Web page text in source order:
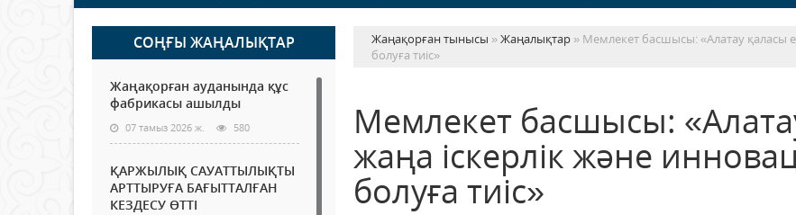
СОҢҒЫ ЖАҢАЛЫҚТАР
Жаңақорған ауданында құс
фабрикасы ашылды
07 тамыз 2026 ж. 580
ҚАРЖЫЛЫҚ САУАТТЫЛЫҚТЫ
АРТТЫРУҒА БАҒЫТТАЛҒАН
КЕЗДЕСУ ӨТТІ
Жаңақорған тынысы »Жаңалықтар » Мемлекет басшысы: «Алатау қаласы
болуға тиіс»
Мемлекет басшысы:
жаңа іскерлік және
болуға тиіс»